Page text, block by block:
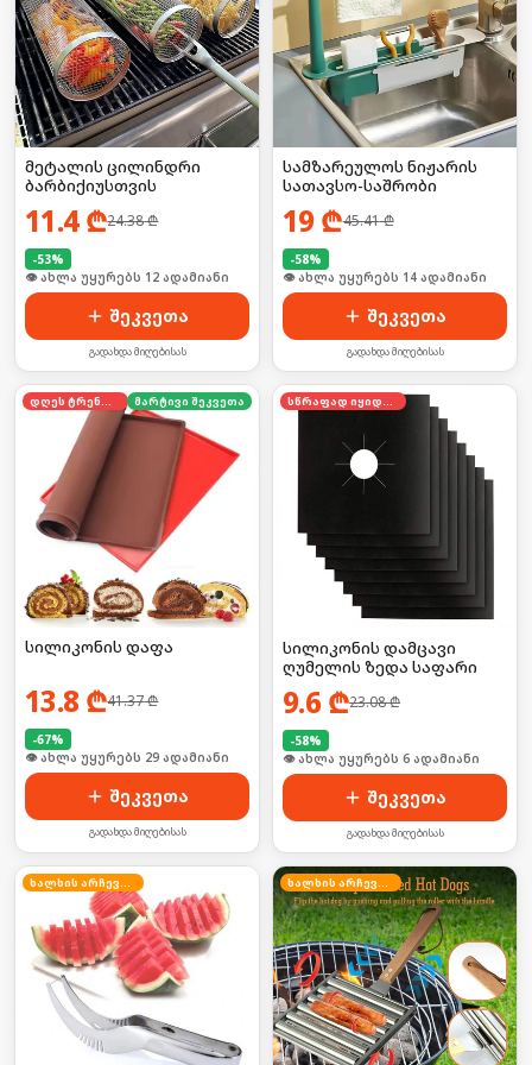
მეტალის ცილინდრი
ბარბიქიუსთვის
11.4₾24.38₾
-53%
🛒 ბოლო 24სთ-ში იყიდა 15-მა
შეკვეთა
გადახდა მიღებისას
სამზარეულოს ნიჟარის
სათავსო-საშრობი
19 ₾45.41₾
-58%
🛒 ბოლო 24სთ-ში იყიდა 18-მა
შეკვეთა
გადახდა მიღებისას
დღეს ტრენდში მარტივი შეკვეთა
სილიკონის დაფა
13.8 ₾41.37₾
-67%
🛒 ბოლო 24სთ-ში იყიდა 39-მა
შეკვეთა
გადახდა მიღებისას
სწრაფად იყიდება
სილიკონის დამცავი
ღუმელის ზედა საფარი
9.6 ₾23.08₾
-58%
🛒 ბოლო 24სთ-ში იყიდა 53-მა
შეკვეთა
გადახდა მიღებისას
ხალხის არჩევანი ხალხის არჩევანი